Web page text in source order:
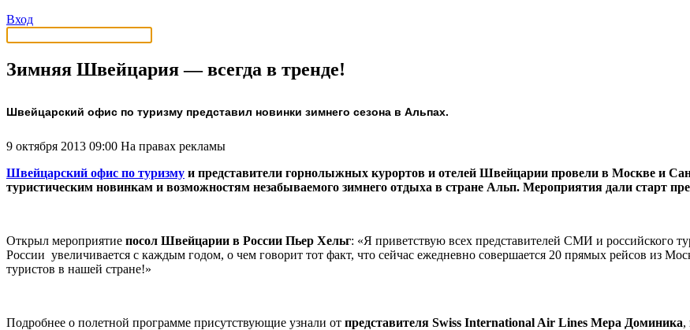
Вход
Зимняя Швейцария — всегда в тренде!
Швейцарский офис по туризму представил новинки зимнего сезона в Альпах.
9 октября 2013 09:00 На правах рекламы
Швейцарский офис по туризму и представители горнолыжных курортов и отелей Швейцарии провели в Москве и
туристическим новинкам и возможностям незабываемого зимнего отдыха в стране Альп. Мероприятия дали старт
Открыл мероприятие посол Швейцарии в России Пьер Хельг: «Я приветствую всех представителей СМИ и российского
России увеличивается с каждым годом, о чем говорит тот факт, что сейчас ежедневно совершается 20 прямых рейсов из
туристов в нашей стране!»
Подробнее о полетной программе присутствующие узнали от представителя Swiss International Air Lines Мера Доминика,